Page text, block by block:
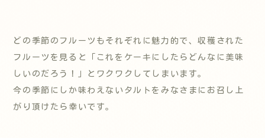
どの季節のフルーツもそれぞれに魅力的で、収穫された
フルーツを見ると「これをケーキにしたらどんなに美味
しいのだろう！」とワクワクしてしまいます。
今の季節にしか味わえないタルトをみなさまにお召し上
がり頂けたら幸いです。